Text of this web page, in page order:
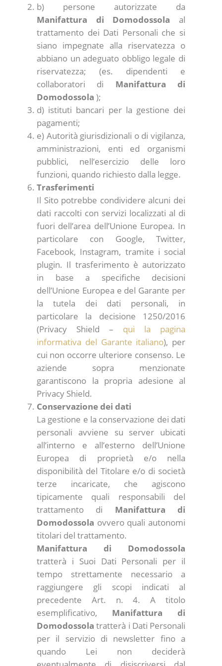
b) persone autorizzate da
Manifattura di Domodossola al
trattamento dei Dati Personali che si
siano impegnate alla riservatezza o
abbiano un adeguato obbligo legale di
riservatezza; (es. dipendenti e
collaboratori di Manifattura di
Domodossola );
d) istituti bancari per la gestione dei
pagamenti;
e) Autorità giurisdizionali o di vigilanza,
amministrazioni, enti ed organismi
pubblici, nell’esercizio delle loro
funzioni, quando richiesto dalla legge.
Trasferimenti
Il Sito potrebbe condividere alcuni dei
dati raccolti con servizi localizzati al di
fuori dell’area dell’Unione Europea. In
particolare con Google, Twitter,
Facebook, Instagram, tramite i social
plugin. Il trasferimento è autorizzato
in base a specifiche decisioni
dell’Unione Europea e del Garante per
la tutela dei dati personali, in
particolare la decisione 1250/2016
(Privacy Shield – qui la pagina
informativa del Garante italiano), per
cui non occorre ulteriore consenso. Le
aziende sopra menzionate
garantiscono la propria adesione al
Privacy Shield.
Conservazione dei dati
La gestione e la conservazione dei dati
personali avviene su server ubicati
all’interno e all’esterno dell’Unione
Europea di proprietà e/o nella
disponibilità del Titolare e/o di società
terze incaricate, che agiscono
tipicamente quali responsabili del
trattamento di Manifattura di
Domodossola ovvero quali autonomi
titolari del trattamento.
Manifattura di Domodossola
tratterà i Suoi Dati Personali per il
tempo strettamente necessario a
raggiungere gli scopi indicati al
precedente Art. n. 4. A titolo
esemplificativo, Manifattura di
Domodossola tratterà i Dati Personali
per il servizio di newsletter fino a
quando Lei non deciderà